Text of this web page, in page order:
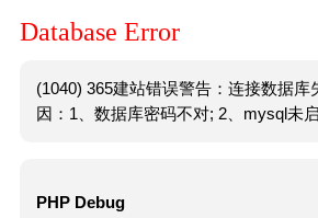
Database Error
(1040) 365建站错误警告：连接数据库
因：1、数据库密码不对; 2、mysql未启
PHP Debug